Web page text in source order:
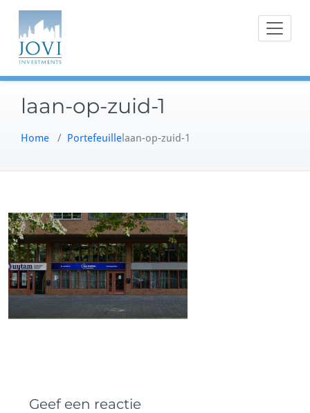
Doorgaan
inhoud
laan-op-zuid-1
Home / Portefeuille laan-op-zuid-1
Geef een reactie